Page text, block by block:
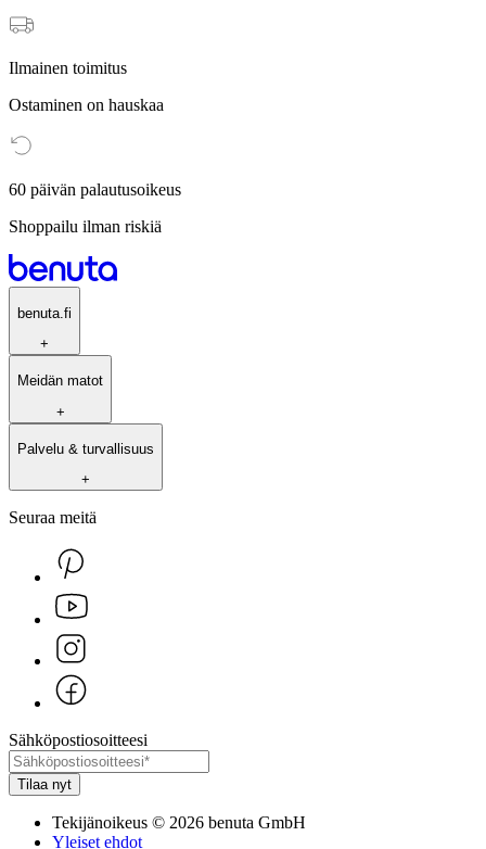
Ilmainen toimitus
Ostaminen on hauskaa
60 päivän palautusoikeus
Shoppailu ilman riskiä
benuta.fi
+
Meidän matot
+
Palvelu & turvallisuus
+
Seuraa meitä
Sähköpostiosoitteesi
Tilaa nyt
Tekijänoikeus © 2026 benuta GmbH
Yleiset ehdot